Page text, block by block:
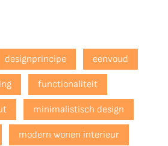
designprincipe eenvoud
functionaliteit
minimalistisch design
modern wonen interieur